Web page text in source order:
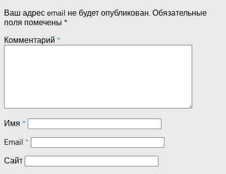
Ваш адрес email не будет опубликован. Обязательные
поля помечены *
Комментарий *
Имя *
Email *
Сайт